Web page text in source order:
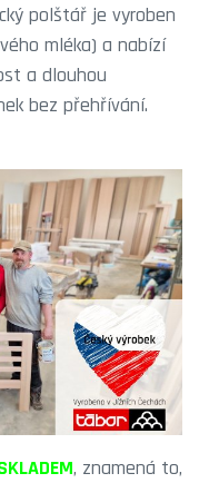
polštář je vyroben
mléka) a nabízí
a dlouhou
bez přehřívání.
, znamená to,